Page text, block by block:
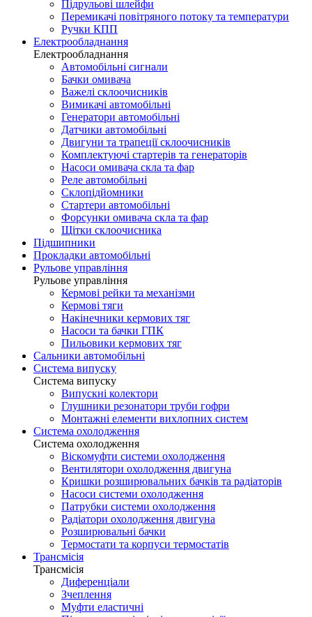
Підрульові шлейфи
Перемикачі повітряного потоку та температури
Ручки КПП
Електрообладнання
Електрообладнання
Автомобільні сигнали
Бачки омивача
Важелі склоочисників
Вимикачі автомобільні
Генератори автомобільні
Датчики автомобільні
Двигуни та трапеції склоочисників
Комплектуючі стартерів та генераторів
Насоси омивача скла та фар
Реле автомобільні
Склопідйомники
Стартери автомобільні
Форсунки омивача скла та фар
Щітки склоочисника
Підшипники
Прокладки автомобільні
Рульове управління
Рульове управління
Кермові рейки та механізми
Кермові тяги
Накінечники кермових тяг
Насоси та бачки ГПК
Пильовики кермових тяг
Сальники автомобільні
Система випуску
Система випуску
Випускні колектори
Глушники резонатори труби гофри
Монтажні елементи вихлопних систем
Система охолодження
Система охолодження
Віскомуфти системи охолодження
Вентилятори охолодження двигуна
Кришки розширювальних бачків та радіаторів
Насоси системи охолодження
Патрубки системи охолодження
Радіатори охолодження двигуна
Розширювальні бачки
Термостати та корпуси термостатів
Трансмісія
Трансмісія
Диференціали
Зчеплення
Муфти еластичні